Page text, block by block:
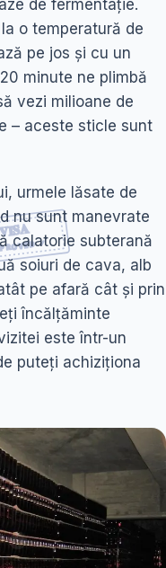
de fermentație.
o temperatură de
pe jos și cu un
minute ne plimbă
vezi milioane de
– aceste sticle sunt
urmele lăsate de
nu sunt manevrate
calatorie subterană
soiuri de cava, alb
pe afară cât și prin
încălțăminte
este într-un
puteți achiziționa